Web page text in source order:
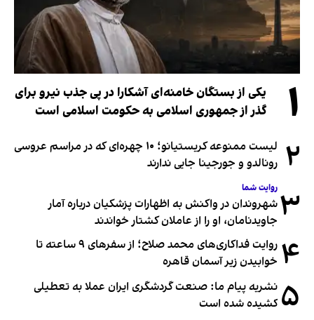
۱
یکی از بستگان خامنه‌ای آشکارا در پی جذب نیرو برای
گذر از جمهوری اسلامی به حکومت اسلامی است
۲
لیست ممنوعه کریستیانو؛ ۱۰ چهره‌ای که در مراسم عروسی
رونالدو و جورجینا جایی ندارند
۳ روایت شما
شهروندان در واکنش به اظهارات پزشکیان درباره آمار
جاویدنامان، او را از عاملان کشتار خواندند
۴
روایت فداکاری‌های محمد صلاح؛ از سفرهای ۹ ساعته تا
خوابیدن زیر آسمان قاهره
۵ نشریه پیام ما: صنعت گردشگری ایران عملا به تعطیلی
کشیده شده است